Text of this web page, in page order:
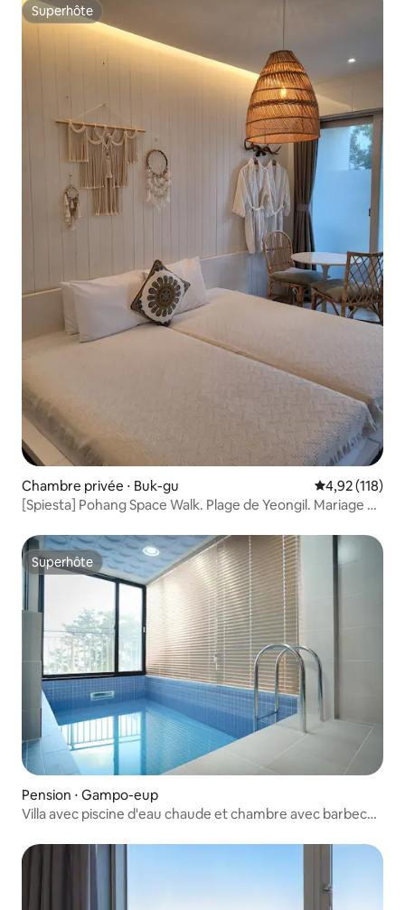
Superhôte
Superhôte
Chambre privée ⋅ Buk-gu Évaluation
4,92 (118)
[Spiesta] Pohang Space Walk. Plage de Yeongil. Mariage à
offerte.
Superhôte
Superhôte
Pension ⋅ Gampo-eup
Villa avec piscine d'eau chaude et chambre avec barbecue
(payant)/barbecue individuel)